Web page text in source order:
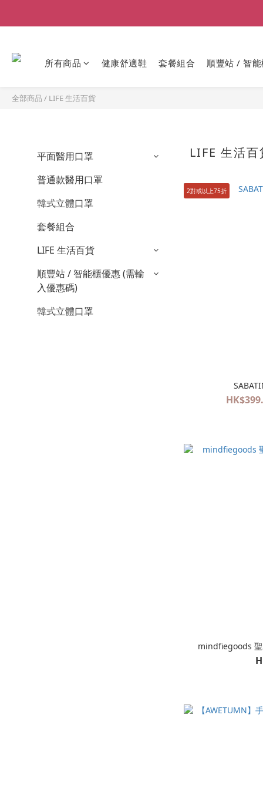
所有商品 健康舒適鞋 套餐組合 順豐站 / 智
全部商品 / LIFE 生活百貨
平面醫用口罩
普通款醫用口罩
韓式立體口罩
套餐組合
LIFE 生活百貨
順豐站 / 智能櫃優惠 (需輸
入優惠碼)
韓式立體口罩
LIFE 生活百
2對或以上75折
mindfiegoods 聖